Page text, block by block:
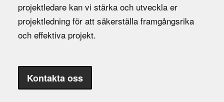
projektledare kan vi stärka och utveckla er
projektledning för att säkerställa framgångsrika
och effektiva projekt.
Kontakta oss